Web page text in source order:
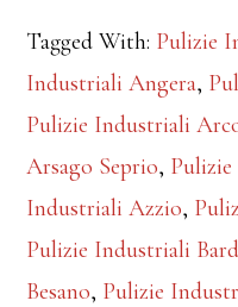
Tagged With: Pulizie
Industriali Angera,
Pulizie Industriali
Arsago Seprio,
Industriali Azzio,
Pulizie Industriali
Besano, Pulizie